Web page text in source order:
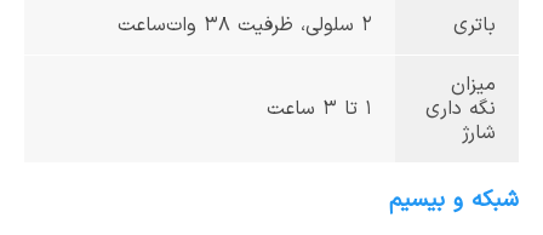
باتری 2 سلولی، ظرفیت 38 وات‌ساعت
میزان
نگه داری
شارژ
1 تا 3 ساعت
شبکه و بیسیم